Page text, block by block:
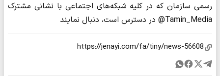
رسمی سازمان که در کلیه شبکه‌های اجتماعی با نشانی مشترک
Tamin_Media@ در دسترس است، دنبال نمایند